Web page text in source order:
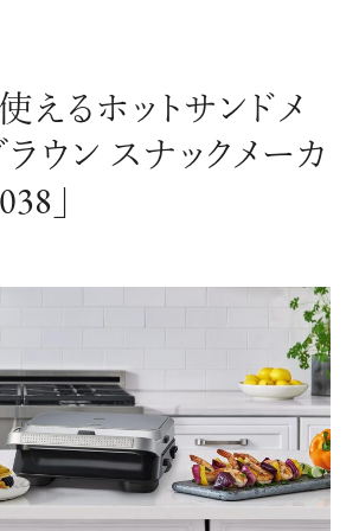
えるホットサンドメ
ラウン スナックメーカ
」